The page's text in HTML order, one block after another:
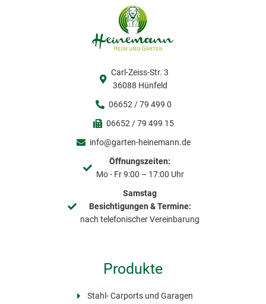
Carl-Zeiss-Str. 3
36088 Hünfeld
06652 / 79 499 0
06652 / 79 499 15
info@garten-heinemann.de
Öffnungszeiten:
Mo - Fr 9:00 – 17:00 Uhr
Samstag
Besichtigungen & Termine:
nach telefonischer Vereinbarung
Produkte
Stahl- Carports und Garagen